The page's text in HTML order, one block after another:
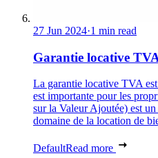
27 Jun 2024·1 min read
Garantie locative
La garantie locative TVA
est importante pour les
sur la Valeur Ajoutée) est
domaine de la location de
DefaultRead more